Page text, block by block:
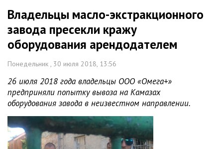
Владельцы масло-экстракционного
завода пресекли кражу
оборудования арендодателем
Понедельник , 30 июля 2018, 13:56
26 июля 2018 года владельцы ООО «Омега+»
предприняли попытку вывоза на Камазах
оборудования завода в неизвестном направлении.